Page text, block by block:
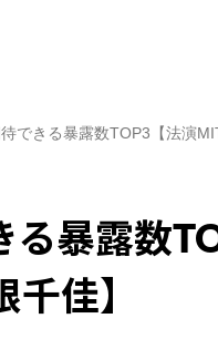
できる暴露数TOP3【法演
る暴露数
佳】